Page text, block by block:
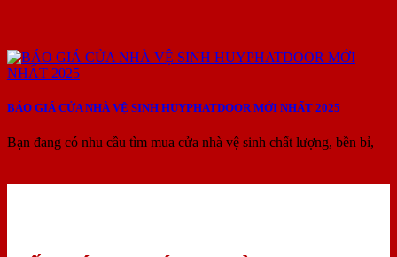
BÁO GIÁ CỬA NHÀ VỆ SINH HUYPHATDOOR MỚI NHẤT 2025
Bạn đang có nhu cầu tìm mua cửa nhà vệ sinh chất lượng, bền bỉ,